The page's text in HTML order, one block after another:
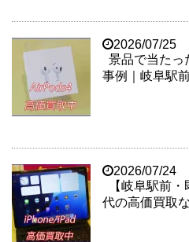
2026/07/25
景品で当たっ
事例｜岐阜駅
2026/07/24
【岐阜駅前
代の高価買取